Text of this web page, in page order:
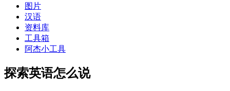
图片
汉语
资料库
工具箱
阿杰小工具
探索英语怎么说